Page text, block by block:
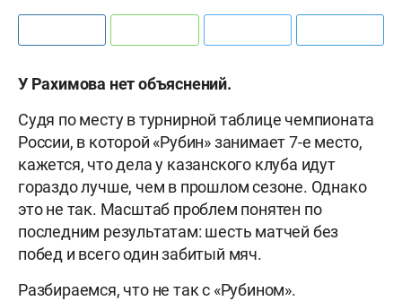
У Рахимова нет объяснений.
Судя по месту в турнирной таблице чемпионата
России, в которой «Рубин» занимает 7-е место,
кажется, что дела у казанского клуба идут
гораздо лучше, чем в прошлом сезоне. Однако
это не так. Масштаб проблем понятен по
последним результатам: шесть матчей без
побед и всего один забитый мяч.
Разбираемся, что не так с «Рубином».